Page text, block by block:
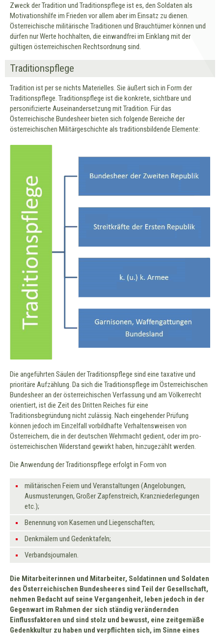
Zweck der Tradition und Traditionspflege ist es, den Soldaten als
Motivationshilfe im Frieden vor allem aber im Einsatz zu dienen.
Österreichische militärische Traditionen und Brauchtümer können und
dürfen nur Werte hochhalten, die einwandfrei im Einklang mit der
gültigen österreichischen Rechtsordnung sind.
Traditionspflege
Tradition ist per se nichts Materielles. Sie äußert sich in Form der
Traditionspflege. Traditionspflege ist die konkrete, sichtbare und
personifizierte Auseinandersetzung mit Tradition. Für das
Österreichische Bundesheer bieten sich folgende Bereiche der
österreichischen Militärgeschichte als traditionsbildende Elemente:
Die angeführten Säulen der Traditionspflege sind eine taxative und
prioritäre Aufzählung. Da sich die Traditionspflege im Österreichischen
Bundesheer an der österreichischen Verfassung und am Völkerrecht
orientiert, ist die Zeit des Dritten Reiches für eine
Traditionsbegründung nicht zulässig. Nach eingehender Prüfung
können jedoch im Einzelfall vorbildhafte Verhaltensweisen von
Österreichern, die in der deutschen Wehrmacht gedient, oder im pro-
österreichischen Widerstand gewirkt haben, hinzugezählt werden.
Die Anwendung der Traditionspflege erfolgt in Form von
militärischen Feiern und Veranstaltungen (Angelobungen,
Ausmusterungen, Großer Zapfenstreich, Kranzniederlegungen
etc.);
Benennung von Kasernen und Liegenschaften;
Denkmälern und Gedenktafeln;
Verbandsjournalen.
Die Mitarbeiterinnen und Mitarbeiter, Soldatinnen und Soldaten
des Österreichischen Bundesheeres sind Teil der Gesellschaft,
nehmen Bedacht auf seine Vergangenheit, leben jedoch in der
Gegenwart im Rahmen der sich ständig verändernden
Einflussfaktoren und sind stolz und bewusst, eine zeitgemäße
Gedenkkultur zu haben und verpflichten sich, im Sinne eines